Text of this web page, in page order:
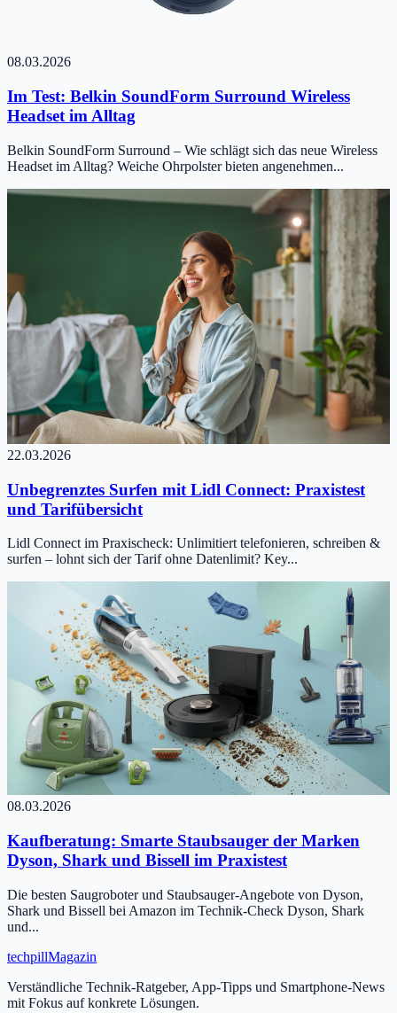
08.03.2026
Im Test: Belkin SoundForm Surround Wireless
Headset im Alltag
Belkin SoundForm Surround – Wie schlägt sich das neue Wireless
Headset im Alltag? Weiche Ohrpolster bieten angenehmen...
22.03.2026
Unbegrenztes Surfen mit Lidl Connect: Praxistest
und Tarifübersicht
Lidl Connect im Praxischeck: Unlimitiert telefonieren, schreiben &
surfen – lohnt sich der Tarif ohne Datenlimit? Key...
08.03.2026
Kaufberatung: Smarte Staubsauger der Marken
Dyson, Shark und Bissell im Praxistest
Die besten Saugroboter und Staubsauger-Angebote von Dyson,
Shark und Bissell bei Amazon im Technik-Check Dyson, Shark
und...
techpillMagazin
Verständliche Technik-Ratgeber, App-Tipps und Smartphone-News
mit Fokus auf konkrete Lösungen.